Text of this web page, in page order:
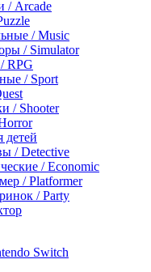
/ Arcade
/ Music
/ Simulator
RPG
/ Sport
/ Shooter
детей
/ Detective
/ Economic
/ Platformer
/ Party
Switch